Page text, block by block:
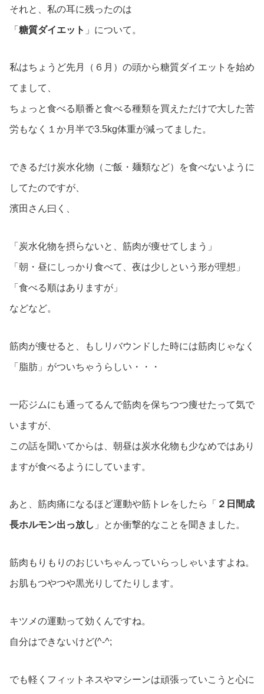
それと、私の耳に残ったのは
「 糖質ダイエット 」について。
私はちょうど先月（６月）の頭から糖質ダイエットを始め
てまして、
ちょっと食べる順番と食べる種類を買えただけで大した苦
労もなく１か月半で3.5kg体重が減ってました。
できるだけ炭水化物（ご飯・麺類など）を食べないように
してたのですが、
濱田さん曰く、
「炭水化物を摂らないと、筋肉が痩せてしまう」
「朝・昼にしっかり食べて、夜は少しという形が理想」
「食べる順はありますが」
などなど。
筋肉が痩せると、もしリバウンドした時には筋肉じゃなく
「脂肪」がついちゃうらしい・・・
一応ジムにも通ってるんで筋肉を保ちつつ痩せたって気で
いますが、
この話を聞いてからは、朝昼は炭水化物も少なめではあり
ますが食べるようにしています。
あと、筋肉痛になるほど運動や筋トレをしたら「 ２日間成
長ホルモン出っ放し 」とか衝撃的なことを聞きました。
筋肉もりもりのおじいちゃんっていらっしゃいますよね。
お肌もつやつや黒光りしてたりします。
キツメの運動って効くんですね。
自分はできないけど(^-^;
でも軽くフィットネスやマシーンは頑張っていこうと心に